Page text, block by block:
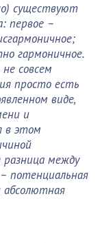
существуют
первое –
гармоничное.
совсем
просто есть
виде,
и
в этом
разница между
потенциальная
абсолютная